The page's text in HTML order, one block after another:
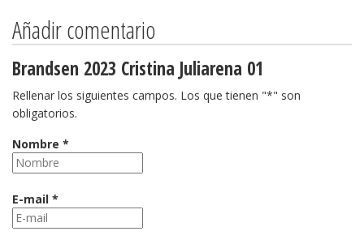
Añadir comentario
Brandsen 2023 Cristina Juliarena 01
Rellenar los siguientes campos. Los que tienen "*" son
obligatorios.
Nombre *
E-mail *